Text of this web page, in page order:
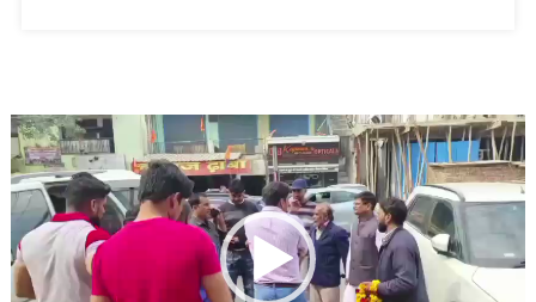
Video
Player